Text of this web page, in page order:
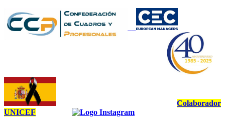
Colaborador
UNICEF